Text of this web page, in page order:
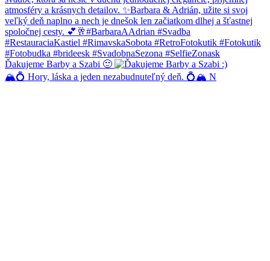
Ďakujeme Barby a Szabi 🙂
🏔️💍 Hory, láska a jeden nezabudnuteľný deň. 💍🏔️ N